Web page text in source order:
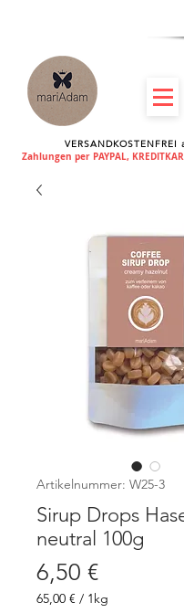
VERSANDKOSTENFREI
Zahlungen per PAYPAL,
Artikelnummer: W25-3
Sirup Drops
neutral 100g
6,50 €Preis
65,00 € / 1kg